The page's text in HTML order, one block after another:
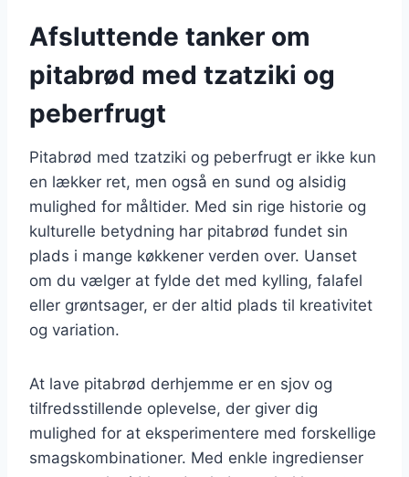
Afsluttende tanker om
pitabrød med tzatziki og
peberfrugt
Pitabrød med tzatziki og peberfrugt er ikke kun
en lækker ret, men også en sund og alsidig
mulighed for måltider. Med sin rige historie og
kulturelle betydning har pitabrød fundet sin
plads i mange køkkener verden over. Uanset
om du vælger at fylde det med kylling, falafel
eller grøntsager, er der altid plads til kreativitet
og variation.
At lave pitabrød derhjemme er en sjov og
tilfredsstillende oplevelse, der giver dig
mulighed for at eksperimentere med forskellige
smagskombinationer. Med enkle ingredienser